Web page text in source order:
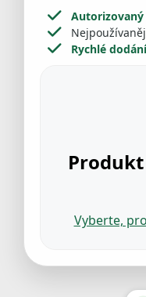
Autorizovaný
Rychlé
Vyberte,